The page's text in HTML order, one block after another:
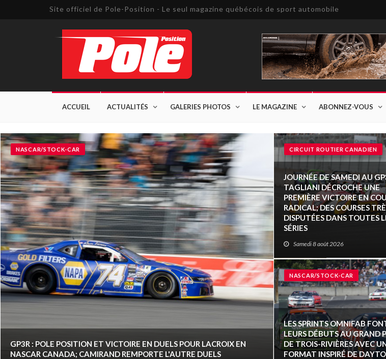
Site officiel de Pole-Position - Le seul magazine québécois de sport automobile
ACCUEIL ACTUALITÉS GALERIES PHOTOS LE MAGAZINE ABONNEZ-VOUS
NASCAR/STOCK-CAR
GP3R : POLE POSITION ET VICTOIRE EN DUELS POUR LACROIX EN
NASCAR CANADA; CAMIRAND REMPORTE L'AUTRE DUELS
CIRCUIT ROUTIER CANADIEN
JOURNÉE DE SAMEDI AU
TAGLIANI DÉCROCHE UNE
PREMIÈRE VICTOIRE EN
RADICAL; DES COURSES
DISPUTÉES DANS TOUTES
SÉRIES
Samedi 8 août 2026
NASCAR/STOCK-CAR
LES SPRINTS OMNIFAB
LEURS DÉBUTS AU GRAND
DE TROIS-RIVIÈRES AVEC
FORMAT INSPIRÉ DE